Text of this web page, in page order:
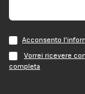
Acconsento
Vorrei ricevere
completa